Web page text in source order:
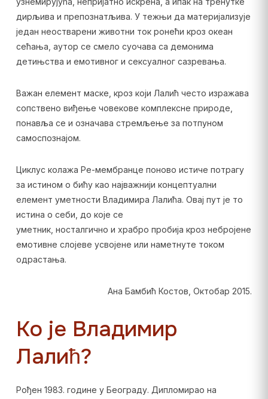
дирљива и препознатљива. У тежњи да материјализује
један неостварени животни ток ронећи кроз океан
сећања, аутор се смело суочава са демонима
детињства и емотивног и сексуалног сазревања.
Важан елемент маске, кроз који Лалић често изражава
сопствено виђење човекове комплексне природе,
понавља се и означава стремљење за потпуном
самоспознајом.
Циклус колажа Ре-мембранце поново истиче потрагу
за истином о бићу као најважнији концептуални
елемент уметности Владимира Лалића. Овај пут је то
истина о себи, до које се
уметник, носталгично и храбро пробија кроз небројене
емотивне слојеве усвојене или наметнуте током
одрастања.
Ана Бамбић Костов, Октобар 2015.
Ко је Владимир
Лалић?
Рођен 1983. године у Београду. Дипломирао на